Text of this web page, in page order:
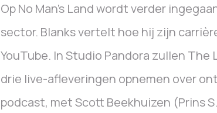
Op No Man’s Land wordt verder
sector. Blanks vertelt hoe hij zijn
YouTube. In Studio Pandora zullen The
drie live-afleveringen opnemen over
podcast, met Scott Beekhuizen (Prins